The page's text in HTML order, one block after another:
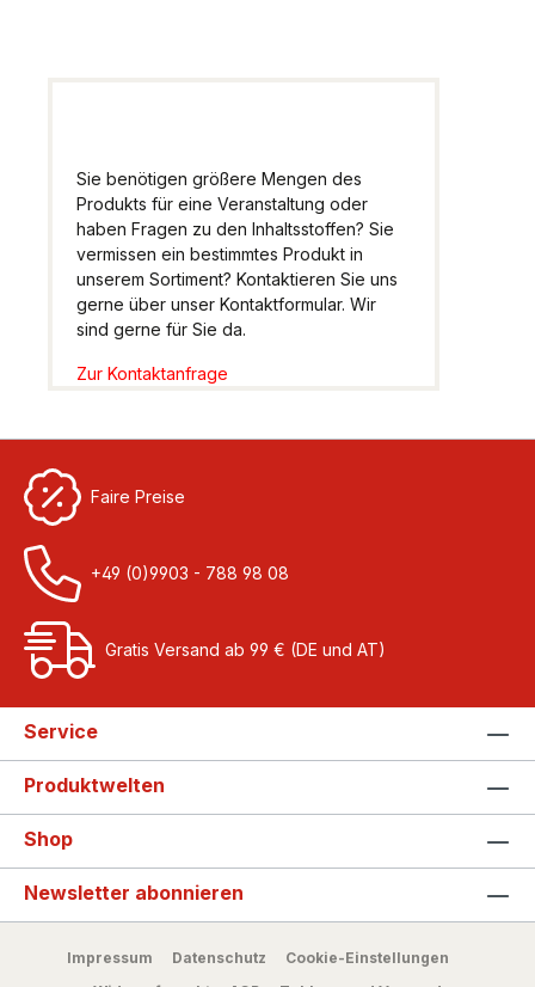
Sie benötigen größere Mengen des
Produkts für eine Veranstaltung oder
haben Fragen zu den Inhaltsstoffen? Sie
vermissen ein bestimmtes Produkt in
unserem Sortiment? Kontaktieren Sie uns
gerne über unser Kontaktformular. Wir
sind gerne für Sie da.
Zur Kontaktanfrage
Faire Preise
+49 (0)9903 - 788 98 08
Gratis Versand ab 99 € (DE und AT)
Service
Produktwelten
Shop
Newsletter abonnieren
Impressum Datenschutz
Cookie-Einstellungen